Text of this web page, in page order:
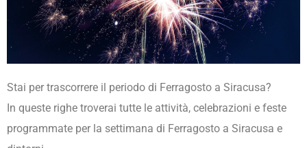
Stai per trascorrere il periodo di Ferragosto a Siracusa?
In queste righe troverai tutte le attività, celebrazioni e feste
programmate per la settimana di Ferragosto a Siracusa e